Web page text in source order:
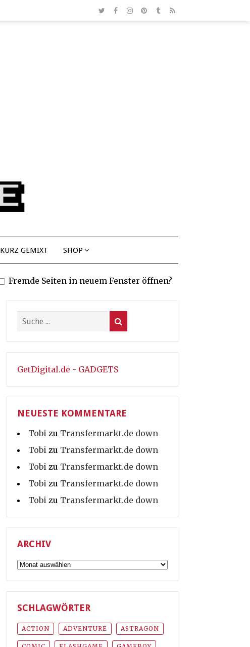
KURZ GEMIXT SHOP
Fremde Seiten in neuem Fenster öffnen?
GetDigital.de - GADGETS
NEUESTE KOMMENTARE
Tobi zu Transfermarkt.de down
Tobi zu Transfermarkt.de down
Tobi zu Transfermarkt.de down
Tobi zu Transfermarkt.de down
Tobi zu Transfermarkt.de down
ARCHIV
Archiv
SCHLAGWÖRTER
ACTION ADVENTURE ASTRAGON